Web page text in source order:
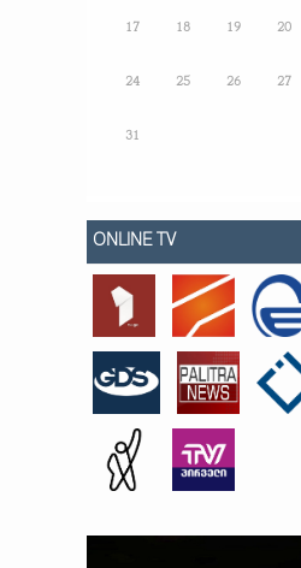
17 18 19 20
24 25 26 27
31
ONLINE TV